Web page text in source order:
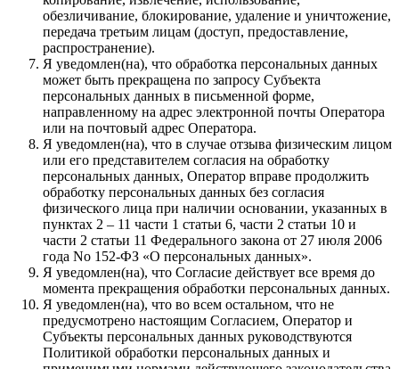
обезличивание, блокирование, удаление и уничтожение,
передача третьим лицам (доступ, предоставление,
распространение).
Я уведомлен(на), что обработка персональных данных
может быть прекращена по запросу Субъекта
персональных данных в письменной форме,
направленному на адрес электронной почты Оператора
или на почтовый адрес Оператора.
Я уведомлен(на), что в случае отзыва физическим лицом
или его представителем согласия на обработку
персональных данных, Оператор вправе продолжить
обработку персональных данных без согласия
физического лица при наличии основании, указанных в
пунктах 2 – 11 части 1 статьи 6, части 2 статьи 10 и
части 2 статьи 11 Федерального закона от 27 июля 2006
года No 152-ФЗ «О персональных данных».
Я уведомлен(на), что Согласие действует все время до
момента прекращения обработки персональных данных.
Я уведомлен(на), что во всем остальном, что не
предусмотрено настоящим Согласием, Оператор и
Субъекты персональных данных руководствуются
Политикой обработки персональных данных и